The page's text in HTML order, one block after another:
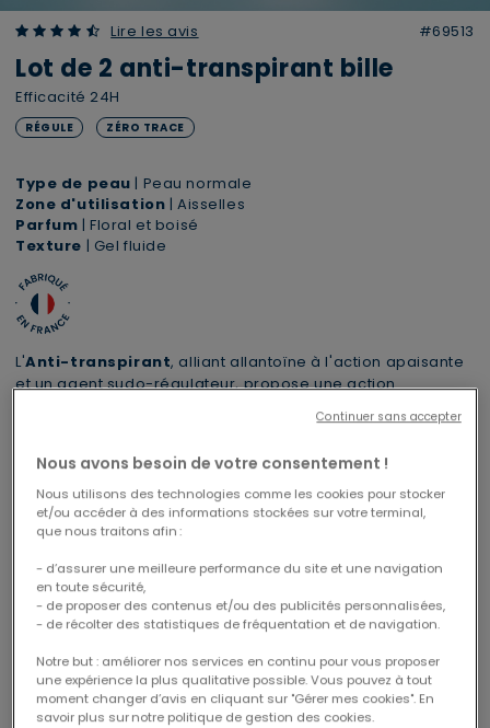
4.43 out of 5 Customer Rating
Lire les avis #69513
Lot de 2 anti-transpirant bille
Efficacité 24H
RÉGULE ZÉRO TRACE
Type de peau | Peau normale
Zone d'utilisation | Aisselles
Parfum | Floral et boisé
Texture | Gel fluide
L'Anti-transpirant, alliant allantoïne à l'action apaisante
et un agent sudo-régulateur, propose une action
Régule efficacement et durablement la transpiration tout
1 trousse XL offerte dès 69€
Livraison offerte
Le pack contient
Nous avons besoin de votre consentement !
Nous utilisons des technologies comme les cookies pour stocker
et/ou accéder à des informations stockées sur votre terminal,
que nous traitons afin :
- d’assurer une meilleure performance du site et une navigation
en toute sécurité,
- de proposer des contenus et/ou des publicités personnalisées,
- de récolter des statistiques de fréquentation et de navigation.
Notre but : améliorer nos services en continu pour vous proposer
une expérience la plus qualitative possible. Vous pouvez à tout
moment changer d’avis en cliquant sur "Gérer mes cookies". En
savoir plus sur notre politique de gestion des cookies.
Continuer sans accepter